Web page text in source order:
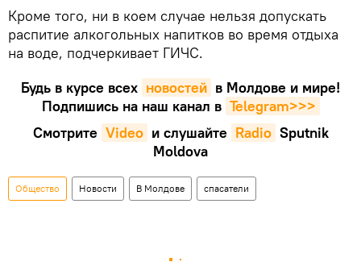
Кроме того, ни в коем случае нельзя допускать
распитие алкогольных напитков во время отдыха
на воде, подчеркивает ГИЧС.
Будь в курсе всех новостей в Молдове и мире!
Подпишись на наш канал в Telegram>>>
Смотрите Video и слушайте Radio Sputnik
Moldova
Общество Новости В Молдове спасатели